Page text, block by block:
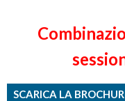
SCARICA LA